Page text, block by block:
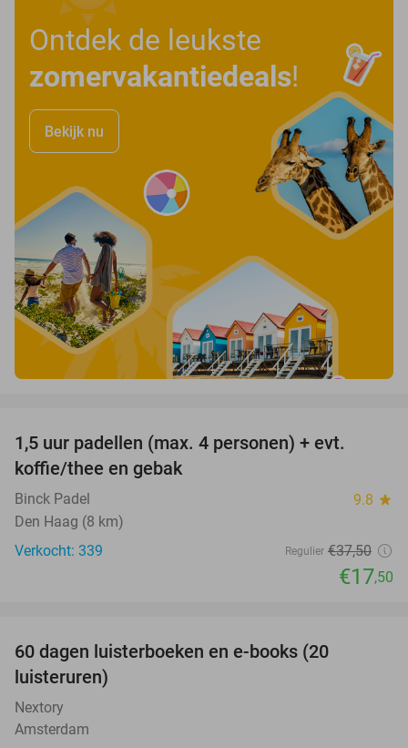
Ontdek de leukste
zomervakantiedeals!
Bekijk nu
1,5 uur padellen (max. 4 personen) + evt.
koffie/thee en gebak
Binck Padel 9.8 star
Den Haag (8 km)
Verkocht: 339
Regulier €37,50
€17,50
60 dagen luisterboeken en e-books (20
luisteruren)
Nextory
Amsterdam